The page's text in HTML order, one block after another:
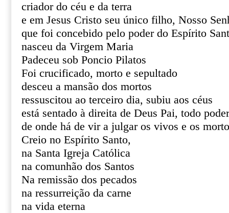
criador do céu e da terra
e em Jesus Cristo seu único filho, Nosso
que foi concebido pelo poder do Espírito
nasceu da Virgem Maria
Padeceu sob Poncio Pilatos
Foi crucificado, morto e sepultado
desceu a mansão dos mortos
ressuscitou ao terceiro dia, subiu aos céus
está sentado à direita de Deus Pai, todo
de onde há de vir a julgar os vivos e os
Creio no Espírito Santo,
na Santa Igreja Católica
na comunhão dos Santos
Na remissão dos pecados
na ressurreição da carne
na vida eterna